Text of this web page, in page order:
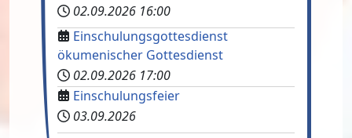
02.09.2026 16:00
Einschulungsgottesdienst
ökumenischer Gottesdienst
02.09.2026 17:00
Einschulungsfeier
03.09.2026